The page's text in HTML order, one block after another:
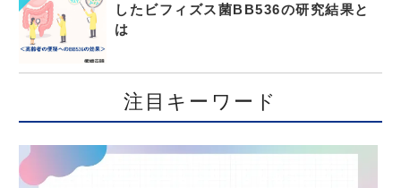
したビフィズス菌BB536の研究結果と
は
注目キーワード